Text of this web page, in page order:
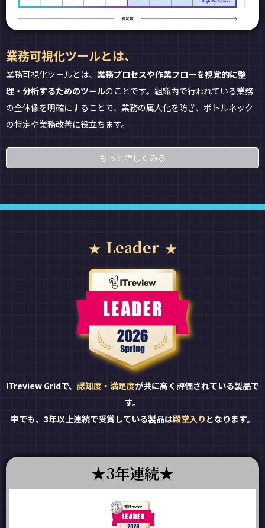
業務可視化ツールとは、
業務可視化ツールとは、 業務プロセスや作業フローを視覚的に整
理・分析するためのツールのことです。組織内で行われている業務
の全体像を明確にすることで、業務の属人化を防ぎ、ボトルネック
の特定や業務改善に役立ちます。
もっと詳しくみる
Leader
ITreview Gridで、 認知度・満足度が共に高く評価されている製品で
す。
中でも、3年以上連続で受賞している製品は殿堂入り となります。
3年連続